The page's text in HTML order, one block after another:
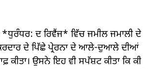
*ਧੁਰੰਧਰ: ਦ ਰਿਵੈਂਜ* ਵਿੱਚ ਜਮੀਲ ਜਮਾਲੀ ਦੇ
ਦੇ ਪਿੱਛੇ ਪ੍ਰੇਰਨਾ ਦੇ ਆਲੇ-ਦੁਆਲੇ ਦੀਆਂ
ਕੀਤਾ। ਉਸਨੇ ਇਹ ਵੀ ਸਪੱਸ਼ਟ ਕੀਤਾ ਕਿ ਕੀ